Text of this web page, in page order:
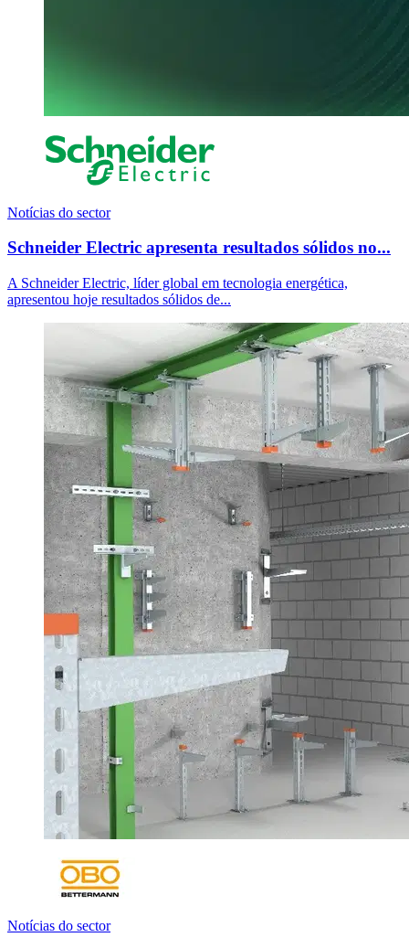
Notícias do sector
Schneider Electric apresenta resultados sólidos no...
A Schneider Electric, líder global em tecnologia energética,
apresentou hoje resultados sólidos de...
Notícias do sector